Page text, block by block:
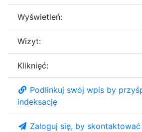
Wyświetleń:
Wizyt:
Kliknięć:
Podlinkuj swój wpis by
indeksację
Zaloguj się, by skontaktować